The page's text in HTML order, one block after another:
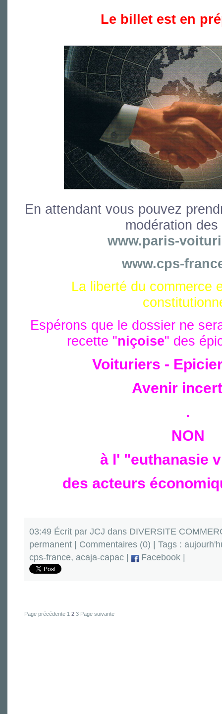
Le billet est en
En attendant vous pouvez
modération
www.paris-
www.cps-
La liberté du commerce
Espérons que le dossier ne
recette "niçoise" des
Voituriers -
Avenir
.
NON
à l' "euthanasie
des acteurs
03:49 Écrit par JCJ dans DIVERSITE
permanent
Commentaires (0) | Tags :
cps-france, acaja-capac Facebook
Page précédente 1 2 3 Page suivante